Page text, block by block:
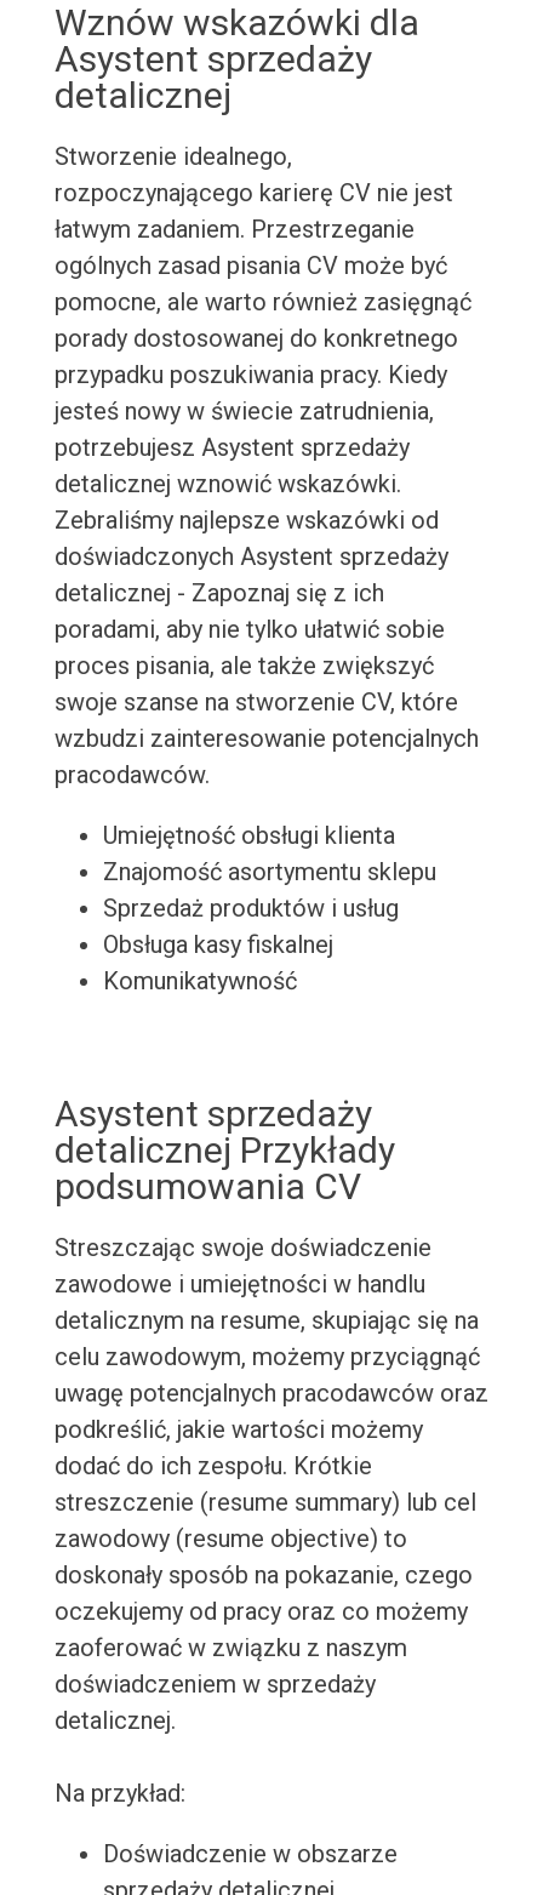
Wznów wskazówki dla
Asystent sprzedaży
detalicznej
Stworzenie idealnego,
rozpoczynającego karierę CV nie jest
łatwym zadaniem. Przestrzeganie
ogólnych zasad pisania CV może być
pomocne, ale warto również zasięgnąć
porady dostosowanej do konkretnego
przypadku poszukiwania pracy. Kiedy
jesteś nowy w świecie zatrudnienia,
potrzebujesz Asystent sprzedaży
detalicznej wznowić wskazówki.
Zebraliśmy najlepsze wskazówki od
doświadczonych Asystent sprzedaży
detalicznej - Zapoznaj się z ich
poradami, aby nie tylko ułatwić sobie
proces pisania, ale także zwiększyć
swoje szanse na stworzenie CV, które
wzbudzi zainteresowanie potencjalnych
pracodawców.
Umiejętność obsługi klienta
Znajomość asortymentu sklepu
Sprzedaż produktów i usług
Obsługa kasy fiskalnej
Komunikatywność
Asystent sprzedaży
detalicznej Przykłady
podsumowania CV
Streszczając swoje doświadczenie
zawodowe i umiejętności w handlu
detalicznym na resume, skupiając się na
celu zawodowym, możemy przyciągnąć
uwagę potencjalnych pracodawców oraz
podkreślić, jakie wartości możemy
dodać do ich zespołu. Krótkie
streszczenie (resume summary) lub cel
zawodowy (resume objective) to
doskonały sposób na pokazanie, czego
oczekujemy od pracy oraz co możemy
zaoferować w związku z naszym
doświadczeniem w sprzedaży
detalicznej.
Na przykład:
Doświadczenie w obszarze